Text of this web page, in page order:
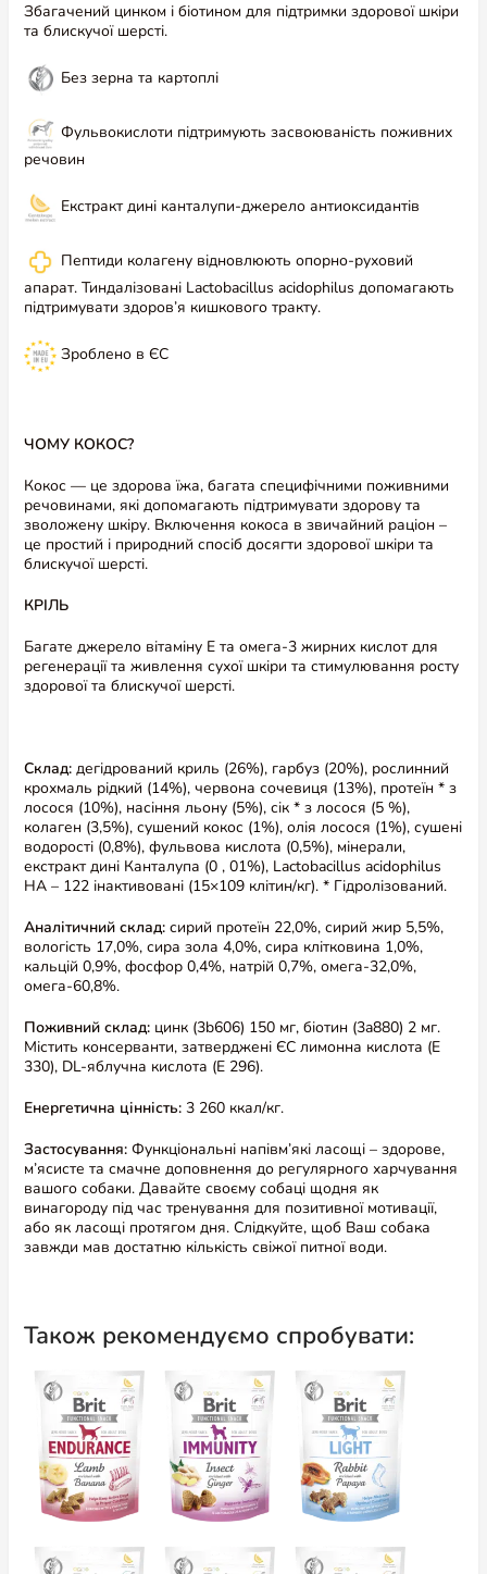
Збагачений цинком і біотином для підтримки здорової шкіри
та блискучої шерсті.
Без зерна та картоплі
Фульвокислоти підтримують засвоюваність поживних
речовин
Екстракт дині канталупи-джерело антиоксидантів
Пептиди колагену відновлюють опорно-руховий
апарат. Тиндалізовані Lactobacillus acidophilus допомагають
підтримувати здоров’я кишкового тракту.
Зроблено в ЄС
ЧОМУ КОКОС?
Кокос — це здорова їжа, багата специфічними поживними
речовинами, які допомагають підтримувати здорову та
зволожену шкіру. Включення кокоса в звичайний раціон –
це простий і природний спосіб досягти здорової шкіри та
блискучої шерсті.
КРІЛЬ
Багате джерело вітаміну Е та омега-3 жирних кислот для
регенерації та живлення сухої шкіри та стимулювання росту
здорової та блискучої шерсті.
Склад: дегідрований криль (26%), гарбуз (20%), рослинний
крохмаль рідкий (14%), червона сочевиця (13%), протеїн * з
лосося (10%), насіння льону (5%), сік * з лосося (5 %),
колаген (3,5%), сушений кокос (1%), олія лосося (1%), сушені
водорості (0,8%), фульвова кислота (0,5%), мінерали,
екстракт дині Канталупа (0 , 01%), Lactobacillus acidophilus
HA – 122 інактивовані (15×109 клітин/кг). * Гідролізований.
Аналітичний склад: сирий протеїн 22,0%, сирий жир 5,5%,
вологість 17,0%, сира зола 4,0%, сира клітковина 1,0%,
кальцій 0,9%, фосфор 0,4%, натрій 0,7%, омега-32,0%,
омега-60,8%.
Поживний склад: цинк (3b606) 150 мг, біотин (3a880) 2 мг.
Містить консерванти, затверджені ЄС лимонна кислота (E
330), DL-яблучна кислота (E 296).
Енергетична цінність: 3 260 ккал/кг.
Застосування: Функціональні напівм’які ласощі – здорове,
м’ясисте та смачне доповнення до регулярного харчування
вашого собаки. Давайте своєму собаці щодня як
винагороду під час тренування для позитивної мотивації,
або як ласощі протягом дня. Слідкуйте, щоб Ваш собака
завжди мав достатню кількість свіжої питної води.
Також рекомендуємо спробувати: